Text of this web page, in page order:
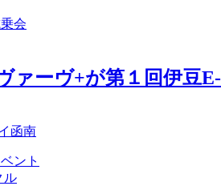
会
ァーヴ+が第１回伊豆
ント
ル